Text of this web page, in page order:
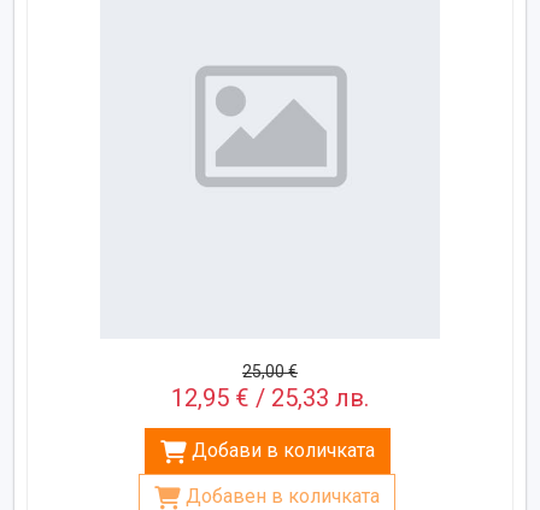
25,00 €
12,95 € / 25,33 лв.
Добави в количката
Добавен в количката